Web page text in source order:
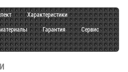
Характеристики
Гарантия Сервис